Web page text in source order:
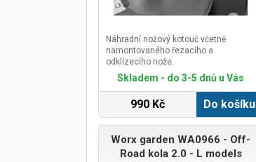
Náhradní nožový kotouč včetně
namontovaného řezacího a
odklízecího nože.
Skladem - do 3-5 dnů u Vás
990 Kč Do košíku
Worx garden WA0966 - Off-
Road kola 2.0 - L models